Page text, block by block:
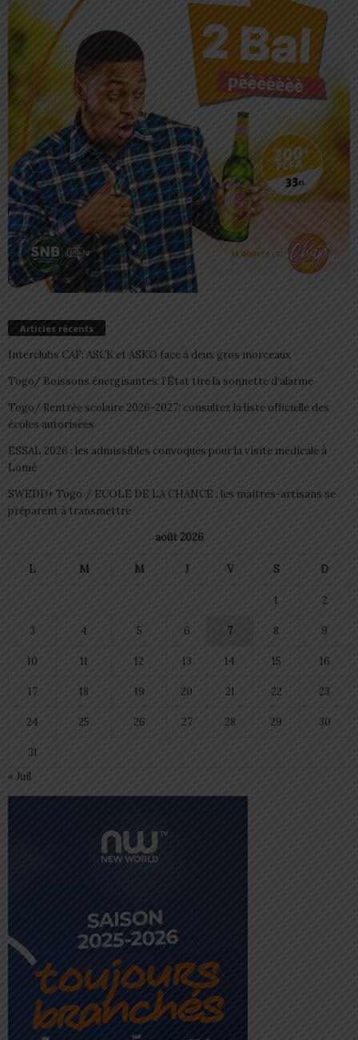
Articles récents
Interclubs CAF: ASCK et ASKO face à deux gros morceaux
Togo/ Boissons énergisantes: l’État tire la sonnette d’alarme
Togo/ Rentrée scolaire 2026-2027: consultez la liste officielle des
écoles autorisées
ESSAL 2026 : les admissibles convoqués pour la visite médicale à
Lomé
SWEDD+ Togo / ECOLE DE LA CHANCE : les maitres-artisans se
préparent à transmettre
août 2026
L M M J V S D
1 2
3 4 5 6 7 8 9
10 11 12 13 14 15 16
17 18 19 20 21 22 23
24 25 26 27 28 29 30
31
« Juil